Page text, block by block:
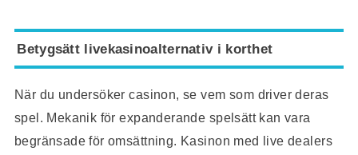
Betygsätt livekasinoalternativ i korthet
När du undersöker casinon, se vem som driver deras
spel. Mekanik för expanderande spelsätt kan vara
begränsade för omsättning. Kasinon med live dealers